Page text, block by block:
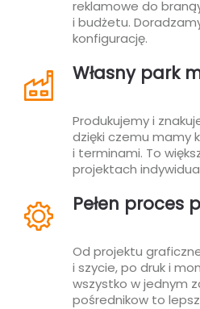
reklamowe do
i budżetu.
konfigurację.
Własny park
Produkujemy i
dzięki czemu mamy
i terminami. To
projektach
Pełen proces
Od projektu
i szycie, po druk i
wszystko w jednym
pośrednikow to